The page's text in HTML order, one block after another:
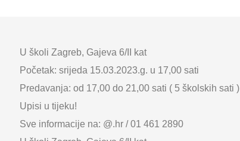
U školi Zagreb, Gajeva 6/II kat
Početak: srijeda 15.03.2023.g. u 17,00 sati
Predavanja: od 17,00 do 21,00 sati ( 5 školskih sati )
Upisi u tijeku!
Sve informacije na: @.hr / 01 461 2890